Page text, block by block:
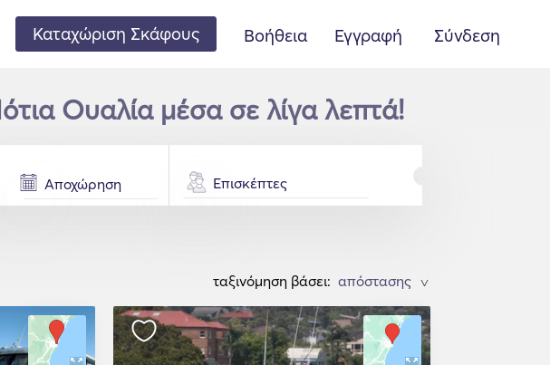
Καταχώριση Σκάφους Βοήθεια Εγγραφή Σύνδεση
Ουαλία μέσα σε λίγα λεπτά!
Επισκέπτες
ταξινόμηση βάσει: >